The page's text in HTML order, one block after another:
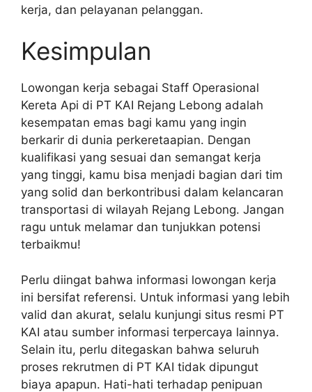
kerja, dan pelayanan pelanggan.
Kesimpulan
Lowongan kerja sebagai Staff Operasional
Kereta Api di PT KAI Rejang Lebong adalah
kesempatan emas bagi kamu yang ingin
berkarir di dunia perkeretaapian. Dengan
kualifikasi yang sesuai dan semangat kerja
yang tinggi, kamu bisa menjadi bagian dari tim
yang solid dan berkontribusi dalam kelancaran
transportasi di wilayah Rejang Lebong. Jangan
ragu untuk melamar dan tunjukkan potensi
terbaikmu!
Perlu diingat bahwa informasi lowongan kerja
ini bersifat referensi. Untuk informasi yang lebih
valid dan akurat, selalu kunjungi situs resmi PT
KAI atau sumber informasi terpercaya lainnya.
Selain itu, perlu ditegaskan bahwa seluruh
proses rekrutmen di PT KAI tidak dipungut
biaya apapun. Hati-hati terhadap penipuan